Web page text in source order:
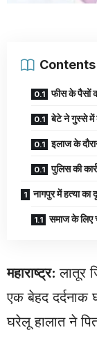
Contents
फीस के पैसों
बेटे ने गुस्से में
इलाज के
पुलिस की
नागपुर में हत्या का
समाज के लिए
महाराष्ट्र:लातूर
एक बेहद
घरेलू हालात ने